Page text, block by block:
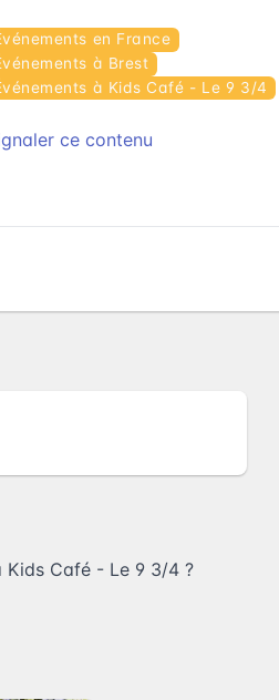
en France
à Brest
à Kids Café - Le 9 3/4
ce contenu
Kids Café - Le 9 3/4 ?